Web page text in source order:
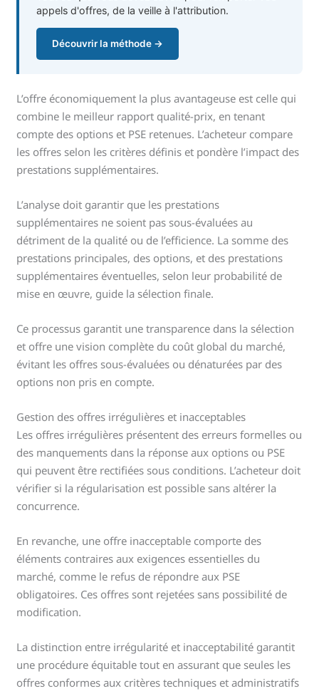
appels d'offres, de la veille à l'attribution.
Découvrir la méthode →
L’offre économiquement la plus avantageuse est celle qui
combine le meilleur rapport qualité-prix, en tenant
compte des options et PSE retenues. L’acheteur compare
les offres selon les critères définis et pondère l’impact des
prestations supplémentaires.
L’analyse doit garantir que les prestations
supplémentaires ne soient pas sous-évaluées au
détriment de la qualité ou de l’efficience. La somme des
prestations principales, des options, et des prestations
supplémentaires éventuelles, selon leur probabilité de
mise en œuvre, guide la sélection finale.
Ce processus garantit une transparence dans la sélection
et offre une vision complète du coût global du marché,
évitant les offres sous-évaluées ou dénaturées par des
options non pris en compte.
Gestion des offres irrégulières et inacceptables
Les offres irrégulières présentent des erreurs formelles ou
des manquements dans la réponse aux options ou PSE
qui peuvent être rectifiées sous conditions. L’acheteur doit
vérifier si la régularisation est possible sans altérer la
concurrence.
En revanche, une offre inacceptable comporte des
éléments contraires aux exigences essentielles du
marché, comme le refus de répondre aux PSE
obligatoires. Ces offres sont rejetées sans possibilité de
modification.
La distinction entre irrégularité et inacceptabilité garantit
une procédure équitable tout en assurant que seules les
offres conformes aux critères techniques et administratifs